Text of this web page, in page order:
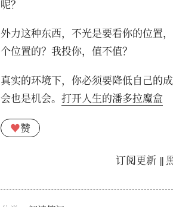
呢？
外力这种东西，不光是要看你的位置
个位置的？我投你，值不值？
真实的环境下，你必须要降低自己的
会也是机会。 打开人生的潘多拉魔盒
♥赞
订阅更新||